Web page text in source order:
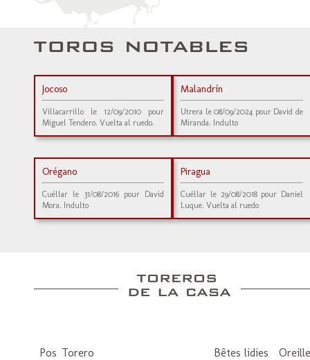
Jocoso
Villacarrillo le 12/09/2010 pour
Miguel Tendero. Vuelta al ruedo.
Malandrín
Utrera le 08/09/2024 pour David de
Miranda. Indulto
Orégano
Cuéllar le 31/08/2016 pour David
Mora. Indulto
Piragua
Cuéllar le 29/08/2018 pour Daniel
Luque. Vuelta al ruedo
Pos Torero Bêtes lidies